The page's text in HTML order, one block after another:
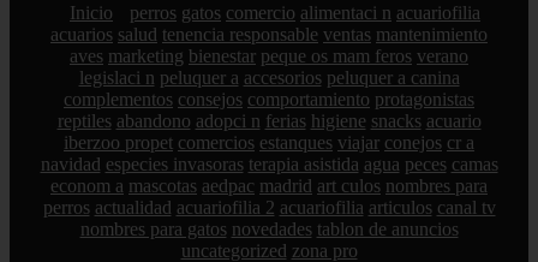
Inicio perros gatos comercio alimentaci n acuariofilia
acuarios salud tenencia responsable ventas mantenimiento
aves marketing bienestar peque os mam feros verano
legislaci n peluquer a accesorios peluquer a canina
complementos consejos comportamiento protagonistas
reptiles abandono adopci n ferias higiene snacks acuario
iberzoo propet comercios estanques viajar conejos cr a
navidad especies invasoras terapia asistida agua peces camas
econom a mascotas aedpac madrid art culos nombres para
perros actualidad acuariofilia 2 acuariofilia articulos canal tv
nombres para gatos novedades tablon de anuncios
uncategorized zona pro